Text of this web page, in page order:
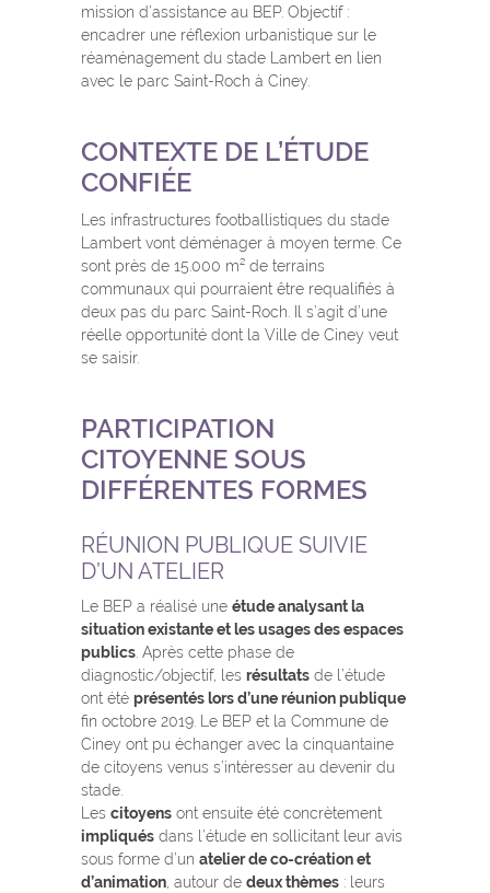
mission d’assistance au BEP. Objectif :
encadrer une réflexion urbanistique sur le
réaménagement du stade Lambert en lien
avec le parc Saint-Roch à Ciney.
CONTEXTE DE L’ÉTUDE
CONFIÉE
Les infrastructures footballistiques du stade
Lambert vont déménager à moyen terme. Ce
sont près de 15.000 m² de terrains
communaux qui pourraient être requalifiés à
deux pas du parc Saint-Roch. Il s’agit d’une
réelle opportunité dont la Ville de Ciney veut
se saisir.
PARTICIPATION
CITOYENNE SOUS
DIFFÉRENTES FORMES
RÉUNION PUBLIQUE SUIVIE
D’UN ATELIER
Le BEP a réalisé une étude analysant la
situation existante et les usages des espaces
publics. Après cette phase de
diagnostic/objectif, les résultats de l’étude
ont été présentés lors d’une réunion publique
fin octobre 2019. Le BEP et la Commune de
Ciney ont pu échanger avec la cinquantaine
de citoyens venus s’intéresser au devenir du
stade.
Les citoyens ont ensuite été concrètement
impliqués dans l’étude en sollicitant leur avis
sous forme d’un atelier de co-création et
d’animation, autour de deux thèmes : leurs